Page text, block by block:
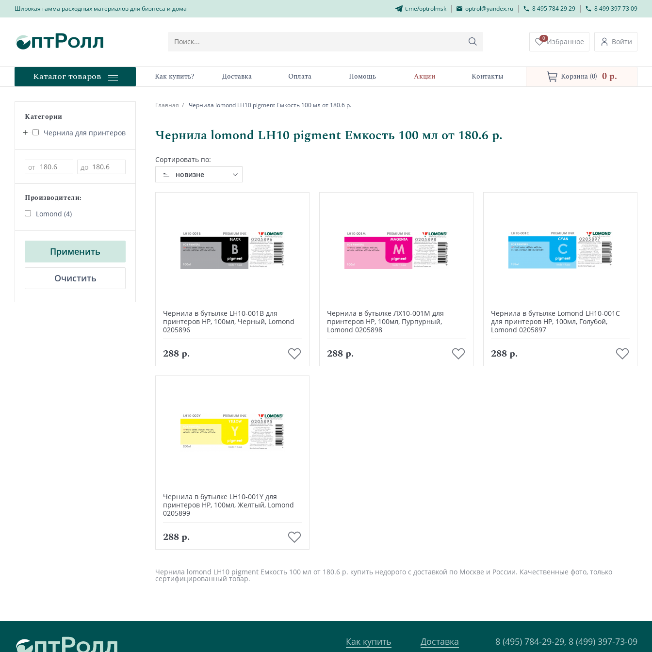
Широкая гамма расходных материалов для бизнеса и дома t.me/optrolmsk optrol@yandex.ru 8 495 784 29 29 8 499 397 73 09
0 Избранное Войти
Каталог товаров Как купить? Доставка Оплата Помощь Акции Контакты Корзина (0) 0 p.
Категории
Чернила для принтеров
Цена
от до
Производители:
Lomond (4)
Применить
Очистить
Главная Чернила lomond LH10 pigment Емкость 100 мл от 180.6 р.
Чернила lomond LH10 pigment Емкость 100 мл от 180.6 р.
Сортировать по:
новизне
Чернила в бутылке LH10-001B для
принтеров HP, 100мл, Черный, Lomond
0205896
288 р.
Чернила в бутылке ЛХ10-001М для
принтеров HP, 100мл, Пурпурный,
Lomond 0205898
288 р.
Чернила в бутылке Lomond LH10-001C
для принтеров HP, 100мл, Голубой,
Lomond 0205897
288 р.
Чернила в бутылке LH10-001Y для
принтеров HP, 100мл, Желтый, Lomond
0205899
288 р.
Чернила lomond LH10 pigment Емкость 100 мл от 180.6 р. купить недорого с доставкой по Москве и России. Качественные фото, только
сертифицированный товар.
Как купить Доставка 8 (495) 784-29-29, 8 (499) 397-73-09